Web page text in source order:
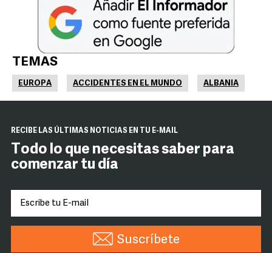
TEMAS
EUROPA ACCIDENTES EN EL MUNDO ALBANIA
RECIBE LAS ÚLTIMAS NOTICIAS EN TU E-MAIL
Todo lo que necesitas saber para
comenzar tu día
Suscríbete